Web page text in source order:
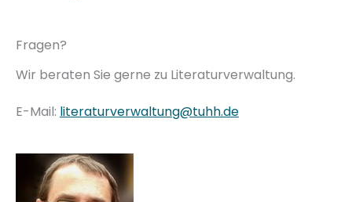
Fragen?
Wir beraten Sie gerne zu Literaturverwaltung.
E-Mail: literaturverwaltung@tuhh.de